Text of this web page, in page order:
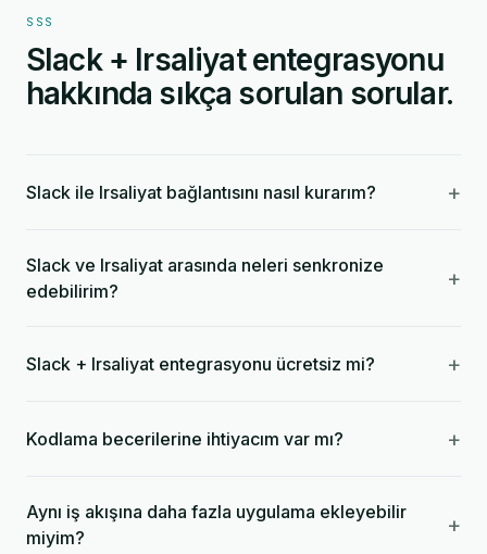
SSS
Slack + Irsaliyat entegrasyonu
hakkında sıkça sorulan sorular.
Slack ile Irsaliyat bağlantısını nasıl kurarım? +
Slack ve Irsaliyat arasında neleri senkronize
edebilirim?
+
Slack + Irsaliyat entegrasyonu ücretsiz mi? +
Kodlama becerilerine ihtiyacım var mı? +
Aynı iş akışına daha fazla uygulama ekleyebilir
miyim?
+